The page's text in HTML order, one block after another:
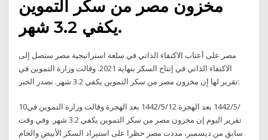
مخزون مصر من سكر التموين
يكفي 3.2 شهر.
مصر على أعتاب الاكتفاء الذاتي في سلعة استراتيجية مصر ستصل إلى
الاكتفاء الذاتي في إنتاج السكر بنهاية 2021. وقالت وزارة التموين في
تقرير لها إن مخزون مصر من سكر التموين يكفي 3.2 شهر. نصدر الخبر:
10‏‏/5‏‏/1442 بعد الهجرة 12‏‏/5‏‏/1442 بعد الهجرة وقالت وزارة التموين في
تقرير اليوم إن مخزون مصر من سكر التموين يكفي 3.2 شهر. وفي وقت
سابق من ديسمبر، مددت مصر حظرا على استيراد السكر الأبيض والخام